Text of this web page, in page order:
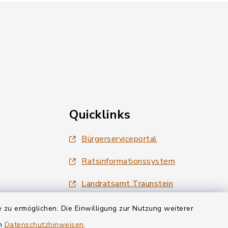
ermöglichen. Die Einwilligung zur Nutzung weiterer
Datenschutzhinweisen.
Quicklinks
Bürgerserviceportal
Ratsinformationssystem
Landratsamt Traunstein
Tourismus Siegsdorf